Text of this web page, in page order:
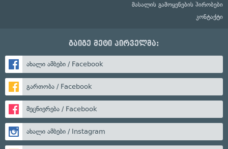
მასალის გამოყენების პირობები
კონტაქტი
გაიგე მეტი პირველმა:
ახალი ამბები / Facebook
გართობა / Facebook
მეცნიერება / Facebook
ახალი ამბები / Instagram